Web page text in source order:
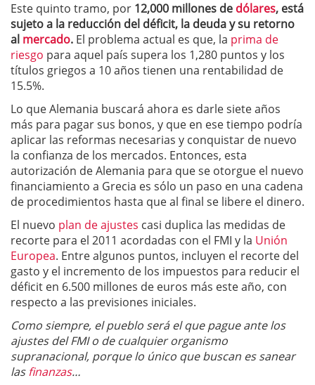
Este quinto tramo, por 12,000 millones de dólares, está
sujeto a la reducción del déficit, la deuda y su retorno
al mercado. El problema actual es que, la prima de
riesgo para aquel país supera los 1,280 puntos y los
títulos griegos a 10 años tienen una rentabilidad de
15.5%.
Lo que Alemania buscará ahora es darle siete años
más para pagar sus bonos, y que en ese tiempo podría
aplicar las reformas necesarias y conquistar de nuevo
la confianza de los mercados. Entonces, esta
autorización de Alemania para que se otorgue el nuevo
financiamiento a Grecia es sólo un paso en una cadena
de procedimientos hasta que al final se libere el dinero.
El nuevo plan de ajustes casi duplica las medidas de
recorte para el 2011 acordadas con el FMI y la Unión
Europea. Entre algunos puntos, incluyen el recorte del
gasto y el incremento de los impuestos para reducir el
déficit en 6.500 millones de euros más este año, con
respecto a las previsiones iniciales.
Como siempre, el pueblo será el que pague ante los
ajustes del FMI o de cualquier organismo
supranacional, porque lo único que buscan es sanear
lasfinanzas…